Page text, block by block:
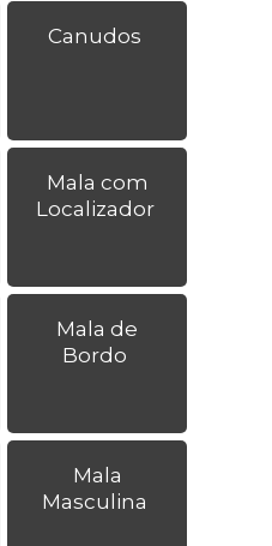
Canudos
Mala com
Localizador
Mala de
Bordo
Mala
Masculina